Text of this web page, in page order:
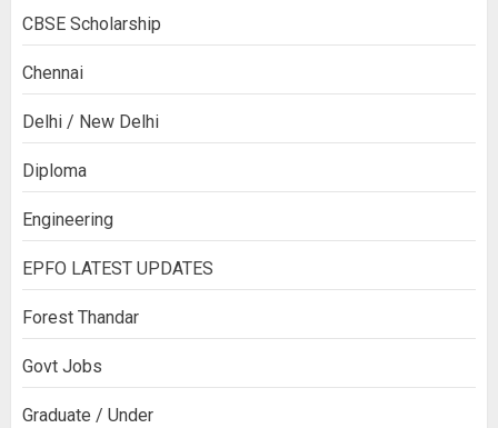
CBSE Scholarship
Chennai
Delhi / New Delhi
Diploma
Engineering
EPFO LATEST UPDATES
Forest Thandar
Govt Jobs
Graduate / Under